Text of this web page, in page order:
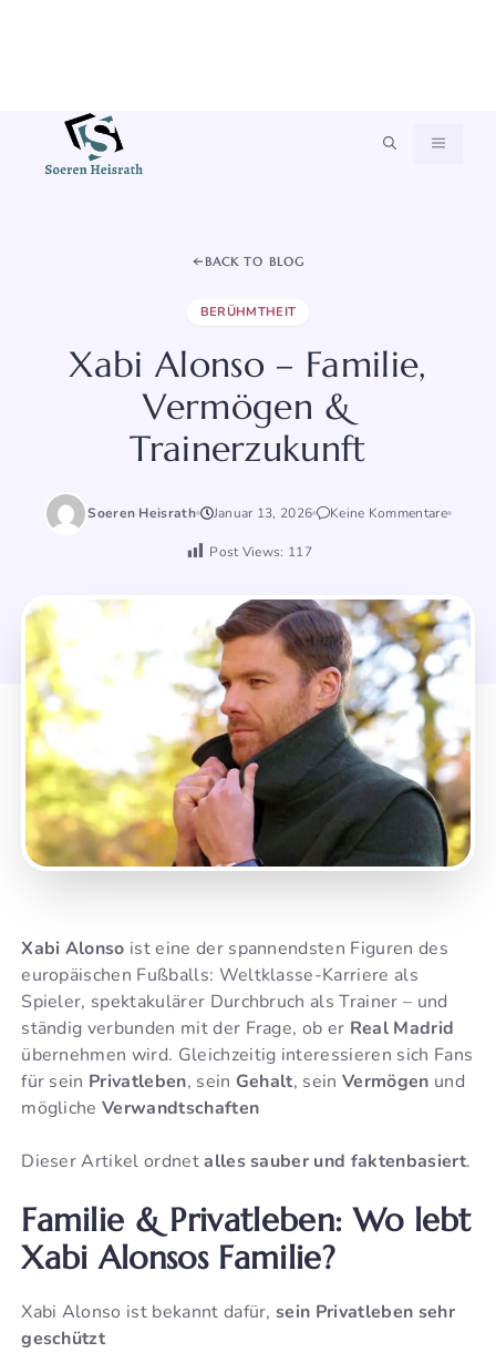
springen
MENÜ
BACK TO BLOG
BERÜHMTHEIT
Xabi Alonso – Familie,
Vermögen &
Trainerzukunft
Soeren Heisrath Januar 13, 2026 Keine Kommentare
Post Views: 117
Xabi Alonso ist eine der spannendsten Figuren des
europäischen Fußballs: Weltklasse-Karriere als
Spieler, spektakulärer Durchbruch als Trainer – und
ständig verbunden mit der Frage, ob er Real Madrid
übernehmen wird. Gleichzeitig interessieren sich Fans
für sein Privatleben, sein Gehalt, seinVermögen und
möglicheVerwandtschaften
Dieser Artikel ordnetalles sauber und faktenbasiert.
Familie & Privatleben: Wo lebt
Xabi Alonsos Familie?
Xabi Alonso ist bekannt dafür,sein Privatleben sehr
geschützt